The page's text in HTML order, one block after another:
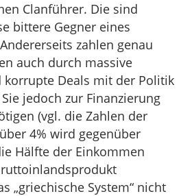
Clanführer. Die sind
bittere Gegner eines
zahlen genau
auch durch massive
kor­rupte Deals mit der Politik
jedoch zur Finanzierung
(vgl. die Zahlen der
4% wird gegenüber
Hälfte der Einkommen
„griechische System“ nicht